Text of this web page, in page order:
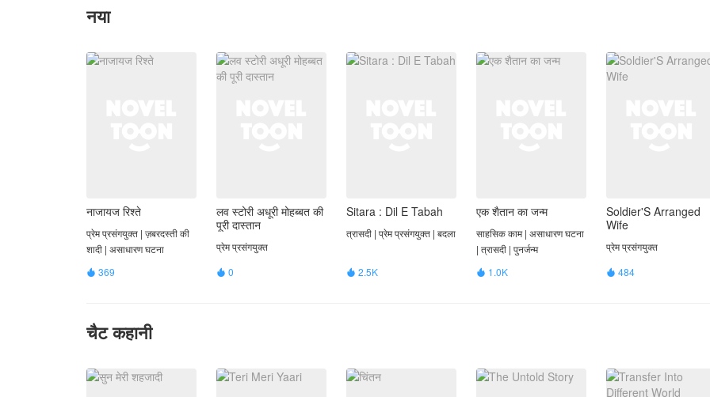
नया
नाजायज रिश्ते
प्रेम प्रसंगयुक्त | ज़बरदस्ती की
शादी | असाधारण घटना
 369
लव स्टोरी अधूरी मोहब्बत की
पूरी दास्तान
प्रेम प्रसंगयुक्त
 0
Sitara : Dil E Tabah
त्रासदी | प्रेम प्रसंगयुक्त | बदला
 2.5K
एक शैतान का जन्म
साहसिक काम | असाधारण घटना
| त्रासदी | पुनर्जन्म
 1.0K
Soldier'S Arranged
Wife
प्रेम प्रसंगयुक्त
 484
चैट कहानी